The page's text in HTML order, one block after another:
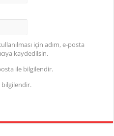
için adım, e-posta
kaydedilsin.
ile bilgilendir.
bilgilendir.